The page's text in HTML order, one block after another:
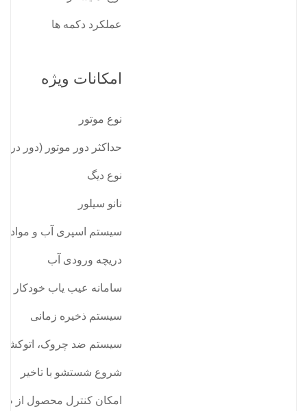
عملکرد دکمه ها
امکانات ویژه
نوع موتور
حداکثر دور موتور (دور در
نوع دیگ
نانو سیلور
سیستم اسپری آب و مواد
دریچه ورودی آب
سامانه عیب یاب خودکار
سیستم ذخیره زمانی
سیستم ضد چروک،
شروع شستشو با تاخیر
امکان کنترل محصول از